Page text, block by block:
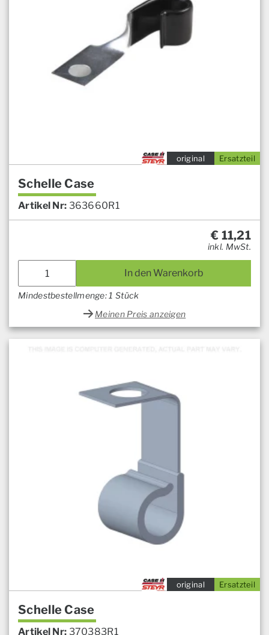
Ersatzteil
original
Schelle Case
Artikel Nr: 363660R1
€ 11,21
inkl. MwSt.
In den Warenkorb
Mindestbestellmenge: 1 Stück
Meinen Preis anzeigen
Ersatzteil
original
Schelle Case
Artikel Nr: 370383R1